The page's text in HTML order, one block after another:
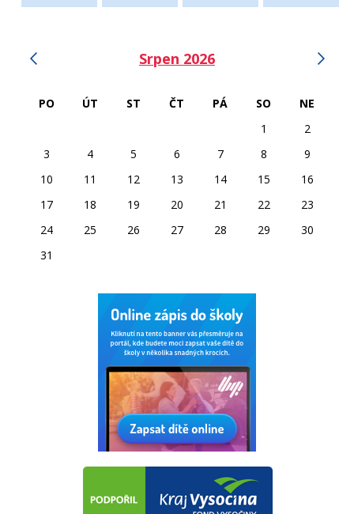
Srpen 2026
PO ÚT ST ČT PÁ SO
NE
1
2
3
4 5 6 7 8
9
10
11 12 13 14 15
16
17
18 19 20 21 22
23
24
25 26 27 28 29
30
31